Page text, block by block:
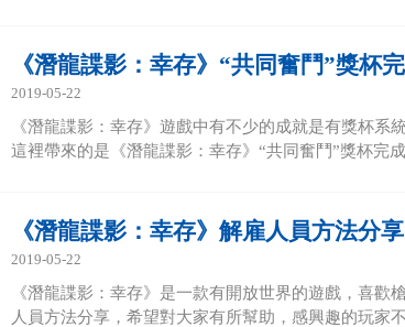
《潛龍諜影：幸存》“共同奮鬥”獎杯
2019-05-22
《潛龍諜影：幸存》遊戲中有不少的成就是有獎杯系
這裡帶來的是《潛龍諜影：幸存》“共同奮鬥”獎杯完
《潛龍諜影：幸存》解雇人員方法分享
2019-05-22
《潛龍諜影：幸存》是一款有開放世界的遊戲，喜
人員方法分享，希望對大家有所幫助，感興趣的玩家